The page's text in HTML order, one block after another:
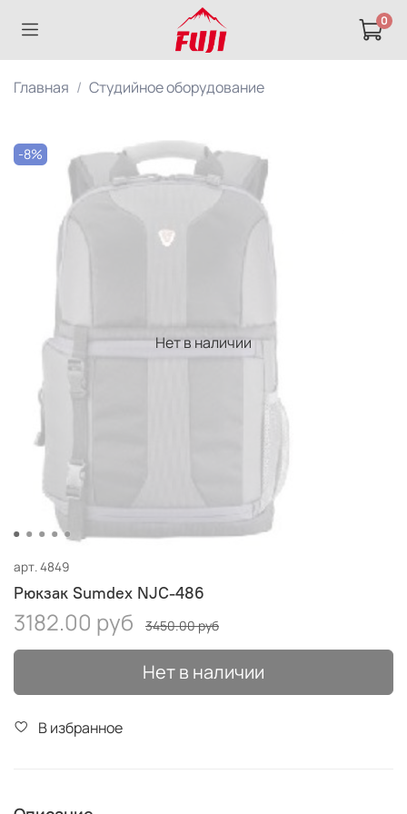
0
Главная Студийное оборудование
Нет в наличии
-8%
арт.4849
Рюкзак Sumdex NJC-486
3182.00 руб 3450.00 руб
Нет в наличии
В избранное